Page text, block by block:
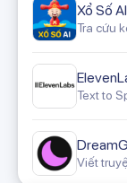
Xổ Số AI
Tra cứu
Text to
Viết